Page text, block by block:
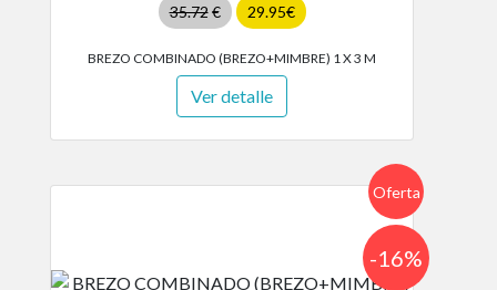
35.72€ 29.95€
BREZO COMBINADO (BREZO+MIMBRE) 1 X 3 M
Ver detalle
Oferta
-16%